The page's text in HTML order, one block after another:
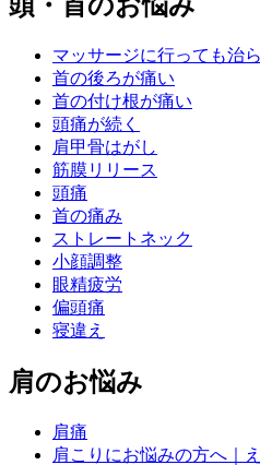
マッサージに行っても治
首の後ろが痛い
首の付け根が痛い
頭痛が続く
肩甲骨はがし
筋膜リリース
頭痛
首の痛み
ストレートネック
小顔調整
眼精疲労
偏頭痛
寝違え
肩のお悩み
肩痛
肩こりにお悩みの方へ｜